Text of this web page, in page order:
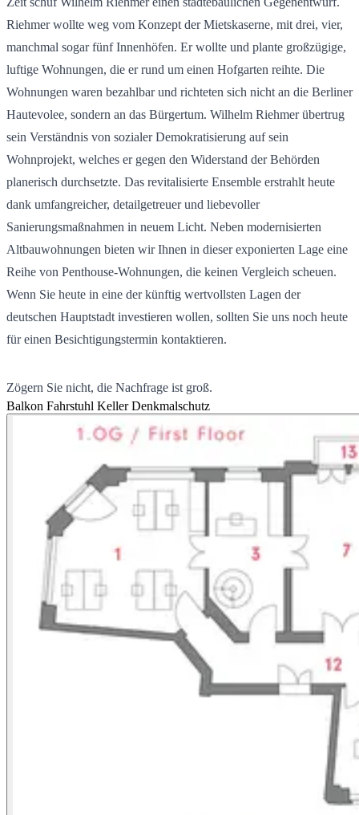
Riehmer wollte weg vom Konzept der Mietskaserne, mit drei, vier,
manchmal sogar fünf Innenhöfen. Er wollte und plante großzügige,
luftige Wohnungen, die er rund um einen Hofgarten reihte. Die
Wohnungen waren bezahlbar und richteten sich nicht an die Berliner
Hautevolee, sondern an das Bürgertum. Wilhelm Riehmer übertrug
sein Verständnis von sozialer Demokratisierung auf sein
Wohnprojekt, welches er gegen den Widerstand der Behörden
planerisch durchsetzte. Das revitalisierte Ensemble erstrahlt heute
dank umfangreicher, detailgetreuer und liebevoller
Sanierungsmaßnahmen in neuem Licht. Neben modernisierten
Altbauwohnungen bieten wir Ihnen in dieser exponierten Lage eine
Reihe von Penthouse-Wohnungen, die keinen Vergleich scheuen.
Wenn Sie heute in eine der künftig wertvollsten Lagen der
deutschen Hauptstadt investieren wollen, sollten Sie uns noch heute
für einen Besichtigungstermin kontaktieren.
Zögern Sie nicht, die Nachfrage ist groß.
Balkon Fahrstuhl KellerDenkmalschutz